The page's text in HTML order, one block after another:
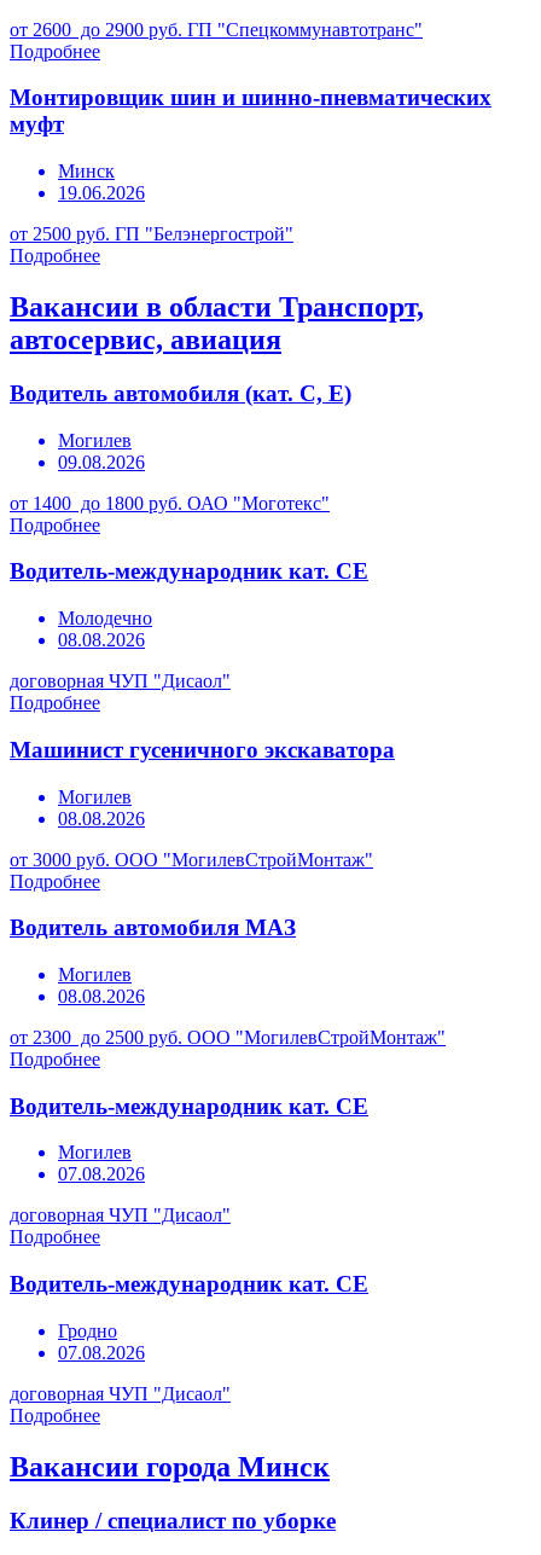
от 2600 до 2900 руб. ГП "Спецкоммунавтотранс"
Подробнее
Монтировщик шин и шинно-пневматических
муфт
Минск
19.06.2026
от 2500 руб. ГП "Белэнергострой"
Подробнее
Вакансии в области Транспорт,
автосервис, авиация
Водитель автомобиля (кат. С, Е)
Могилев
09.08.2026
от 1400 до 1800 руб. ОАО "Моготекс"
Подробнее
Водитель-международник кат. СЕ
Молодечно
08.08.2026
договорная ЧУП "Дисаол"
Подробнее
Машинист гусеничного экскаватора
Могилев
08.08.2026
от 3000 руб. ООО "МогилевСтройМонтаж"
Подробнее
Водитель автомобиля МАЗ
Могилев
08.08.2026
от 2300 до 2500 руб. ООО "МогилевСтройМонтаж"
Подробнее
Водитель-международник кат. СЕ
Могилев
07.08.2026
договорная ЧУП "Дисаол"
Подробнее
Водитель-международник кат. СЕ
Гродно
07.08.2026
договорная ЧУП "Дисаол"
Подробнее
Вакансии города Минск
Клинер / специалист по уборке